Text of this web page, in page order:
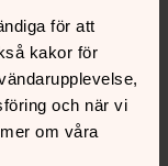
för att
kakor för
och när vi
om våra